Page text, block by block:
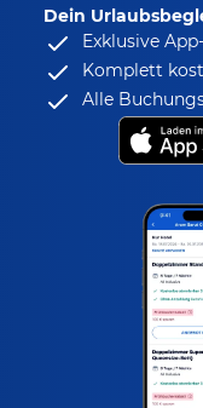
Dein
Exklusive
Komplett
Alle